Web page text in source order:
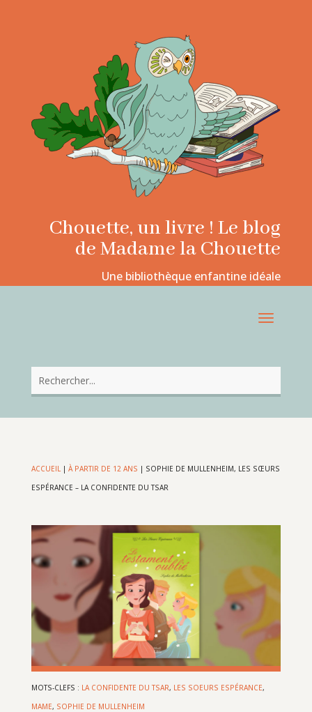
Chouette, un livre ! Le blog
de Madame la Chouette
Une bibliothèque enfantine idéale
ACCUEIL| À PARTIR DE 12 ANS | SOPHIE DE MULLENHEIM, LES SŒURS
ESPÉRANCE – LA CONFIDENTE DU TSAR
MOTS-CLEFS : LA CONFIDENTE DU TSAR, LES SOEURS ESPÉRANCE,
MAME, SOPHIE DE MULLENHEIM